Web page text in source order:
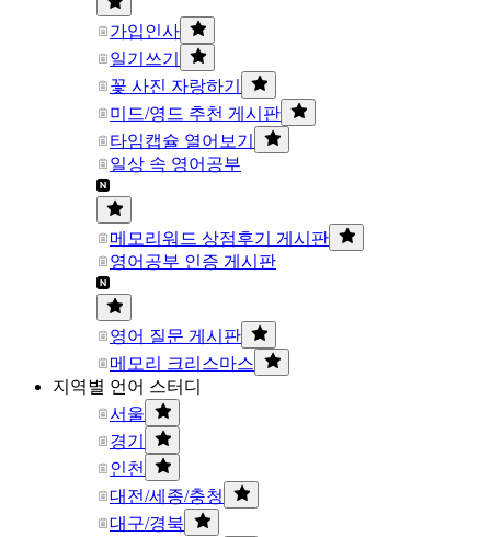
가입인사
일기쓰기
꽃 사진 자랑하기
미드/영드 추천 게시판
타임캡슐 열어보기
일상 속 영어공부
메모리워드 상점후기 게시판
영어공부 인증 게시판
영어 질문 게시판
메모리 크리스마스
지역별 언어 스터디
서울
경기
인천
대전/세종/충청
대구/경북